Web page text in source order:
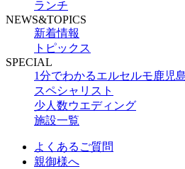
ランチ
NEWS&TOPICS
新着情報
トピックス
SPECIAL
1分でわかるエルセルモ鹿児
スペシャリスト
少人数ウエディング
施設一覧
よくあるご質問
親御様へ